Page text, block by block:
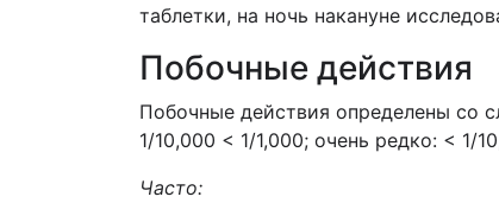
таблетки, на ночь накануне
Побочные действия
Побочные действия определены со
1/10,000 < 1/1,000; очень редко: < 1/
Часто: